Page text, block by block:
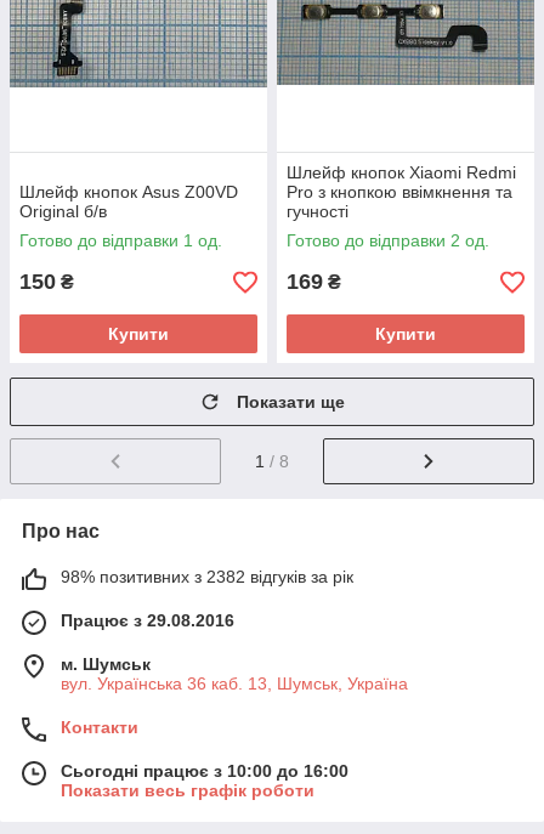
Шлейф кнопок Asus Z00VD
Original б/в
Готово до відправки 1 од.
150 ₴
Купити
Шлейф кнопок Xiaomi Redmi
Pro з кнопкою ввімкнення та
гучності
Готово до відправки 2 од.
169 ₴
Купити
Показати ще
1 / 8
Про нас
98% позитивних з 2382 відгуків за рік
Працює з 29.08.2016
м. Шумськ
вул. Українська 36 каб. 13, Шумськ, Україна
Контакти
Сьогодні працює з 10:00 до 16:00
Показати весь графік роботи